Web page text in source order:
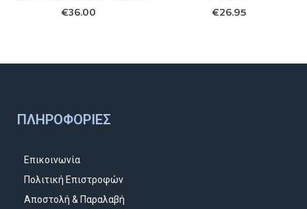
€36.00 €26.95
ΠΛΗΡΟΦΟΡΊΕΣ
Επικοινωνία
Πολιτική Επιστροφών
Αποστολή & Παραλαβή